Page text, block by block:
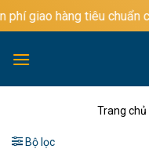
qua
dung
tiêu chuẩn cho các đơn
Trang chủ
Bộ lọc